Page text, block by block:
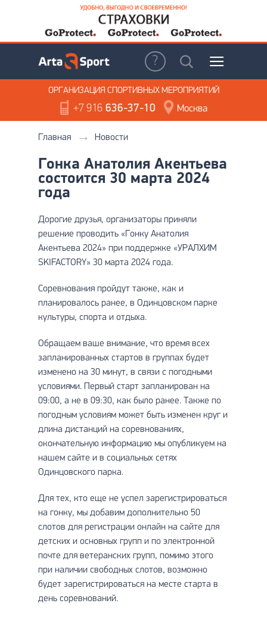
ОРГАНИЗАЦИЯ СПОРТИВНЫХ МЕРОПРИЯТИЙ
+7 916636-37-10 Москва
Главная Новости
Гонка Анатолия Акентьева
состоится 30 марта 2024
года
Дорогие друзья, организаторы приняли
решение проводить «Гонку Анатолия
Акентьева 2024» при поддержке «УРАЛХИМ
SKIFACTORY» 30 марта 2024 года.
Соревнования пройдут также, как и
планировалось ранее, в Одинцовском парке
культуры, спорта и отдыха.
Обращаем ваше внимание, что время всех
запланированных стартов в группах будет
изменено на 30 минут, в связи с погодными
условиями. Первый старт запланирован на
09:00, а не в 09:30, как было ранее. Также по
погодным условиям может быть изменен круг и
длина дистанций на соревнованиях,
окончательную информацию мы опубликуем на
нашем сайте и в социальных сетях
Одинцовского парка.
Для тех, кто еще не успел зарегистрироваться
на гонку, мы добавим дополнительно 50
слотов для регистрации онлайн на сайте для
детских и основных групп и по электронной
почте для ветеранских групп, помимо этого
при наличии свободных слотов, возможно
будет зарегистрироваться на месте старта в
день соревнований.